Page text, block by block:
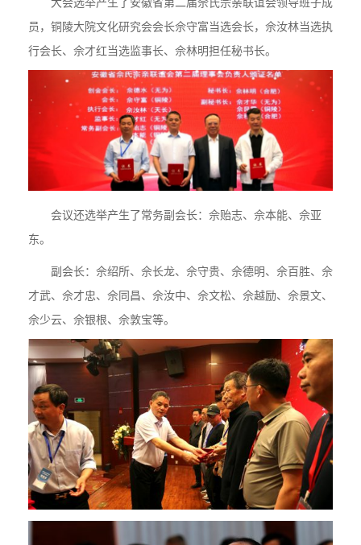
员，铜陵大院文化研究会会长佘守富当选会长，佘汝林当选执
行会长、佘才红当选监事长、佘林明担任秘书长。
会议还选举产生了常务副会长：佘贻志、佘本能、佘亚
东。
副会长：佘绍所、佘长龙、佘守贵、佘德明、佘百胜、佘
才武、佘才忠、佘同昌、佘汝中、佘文松、佘越励、佘景文、
佘少云、佘银根、佘敦宝等。